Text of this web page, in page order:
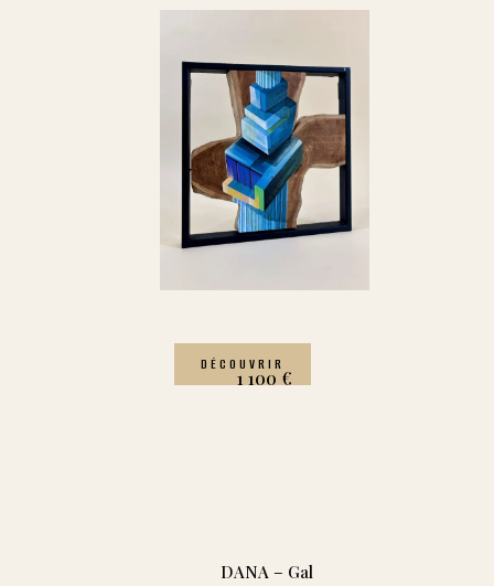
DÉCOUVRIR
1 100 €
DANA – Gal